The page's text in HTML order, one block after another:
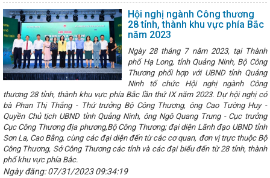
dựng, chiến đấu và trưởng thành của Quân đội Nhân dân Việt Nam
kết quả hoạt động quý I, triển khai nhiệm vụ quý II và hoạt động
THÔNG BÁO TỔ CHỨC LỄ HỘI CAM VÀ CÁC SẢN PHẨM HÀ TĨNH
số sản xuất công nghiệp Hà Tĩnh tăng 8% trong năm 2026
TRUYỀN THỐNG NGÀNH CÔNG THƯƠNG (14/5/1951 – 14/5/2025)
vị trí việc làm để cải cách tiền lương từ 1/7
Sôi nổi các
Việt Nam 20/10 tại các CĐCS
Hội nghị tập huấn xây dựng
nghiệp nông thôn; chuyển đổi số và phổ biến chính sách về
đoàn Vingroup hỗ trợ Hà Tĩnh 15 xe cứu thương với trang thiết bị
Hồng Diên báo cáo trước Quốc hội về dự thảo Luật Điện lực (sửa
Tổng Bí thư Tô Lâm tại Hội nghị toàn quốc quán triệt, triển khai
68
Cơ hội hợp tác của Doanh nghiệp Hà Tĩnh tại Hội nghị kết
6 tỉnh khu vực Bắc Trung bộ của Việt Nam với doanh nghiệp
Lào và Vương quốc Thái Lan
Công điện ứng phó với mưa
lên thành bão
Thông tư số 24/2025/TT-BCT ngày 13/5/2025 của
quy định về lập và phê duyệt kế hoạch quản lý rủi ro trong khai
Hội nghị ngành Công thương
28 tỉnh, thành khu vực phía Bắc
năm 2023
Ngày 28 tháng 7 năm 2023, tại Thành
phố Hạ Long, tỉnh Quảng Ninh, Bộ Công
Thương phối hợp với UBND tỉnh Quảng
Ninh tổ chức Hội nghị ngành Công
thương 28 tỉnh, thành khu vực phía Bắc lần thứ IX năm 2023. Dự hội nghị có
bà Phan Thị Thắng - Thứ trưởng Bộ Công Thương, ông Cao Tường Huy -
Quyền Chủ tịch UBND tỉnh Quảng Ninh, ông Ngô Quang Trung - Cục trưởng
Cục Công Thương địa phương,Bộ Công Thương; đại diện Lãnh đạo UBND tỉnh
Sơn La, Cao Bằng, cùng các đại diện đến từ các cơ quan, đơn vị trực thuộc Bộ
Công Thương, Sở Công Thương các tỉnh và các đại biểu đến từ 28 tỉnh, thành
phố khu vực phía Bắc.
Ngày đăng: 07/31/2023 09:34:19